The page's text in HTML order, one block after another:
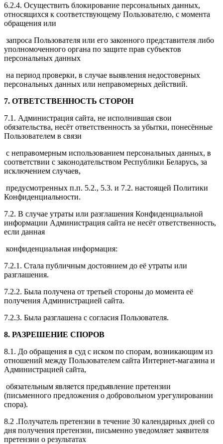
6.2.4. Осуществить блокирование персональных данных,
относящихся к соответствующему Пользователю, с момента
обращения или
запроса Пользователя или его законного представителя либо
уполномоченного органа по защите прав субъектов
персональных данных
на период проверки, в случае выявления недостоверных
персональных данных или неправомерных действий.
7. ОТВЕТСТВЕННОСТЬ СТОРОН
7.1. Администрация сайта, не исполнившая свои
обязательства, несёт ответственность за убытки, понесённые
Пользователем в связи
с неправомерным использованием персональных данных, в
соответствии с законодательством Республики Беларусь, за
исключением случаев,
предусмотренных п.п. 5.2., 5.3. и 7.2. настоящей Политики
Конфиденциальности.
7.2. В случае утраты или разглашения Конфиденциальной
информации Администрация сайта не несёт ответственность,
если данная
конфиденциальная информация:
7.2.1. Стала публичным достоянием до её утраты или
разглашения.
7.2.2. Была получена от третьей стороны до момента её
получения Администрацией сайта.
7.2.3. Была разглашена с согласия Пользователя.
8. РАЗРЕШЕНИЕ СПОРОВ
8.1. До обращения в суд с иском по спорам, возникающим из
отношений между Пользователем сайта Интернет-магазина и
Администрацией сайта,
обязательным является предъявление претензии
(письменного предложения о добровольном урегулировании
спора).
8.2 .Получатель претензии в течение 30 календарных дней со
дня получения претензии, письменно уведомляет заявителя
претензии о результатах